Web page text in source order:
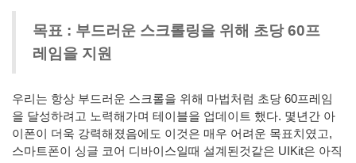
목표 : 부드러운 스크롤링을 위해 초당 60프
레임을 지원
우리는 항상 부드러운 스크롤을 위해 마법처럼 초당 60프레임
을 달성하려고 노력해가며 테이블을 업데이트 했다. 몇년간 아
이폰이 더욱 강력해졌음에도 이것은 매우 어려운 목표치였고,
스마트폰이 싱글 코어 디바이스일때 설계된것같은 UIKit은 아직